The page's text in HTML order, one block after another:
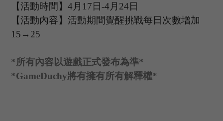
【活動時間】4 月 17日-4 月 24日
【活動內容】活動期間覺醒挑戰每日次數增加
15→25
*所有內容以遊戲正式發布為準*
*GameDuchy將有擁有所有解釋權*